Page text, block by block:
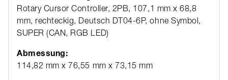
Rotary Cursor Controller, 2PB, 107,1 mm x 68,8
mm, rechteckig, Deutsch DT04-6P, ohne Symbol,
SUPER (CAN, RGB LED)
Abmessung:
114,82 mm x 76,55 mm x 73,15 mm